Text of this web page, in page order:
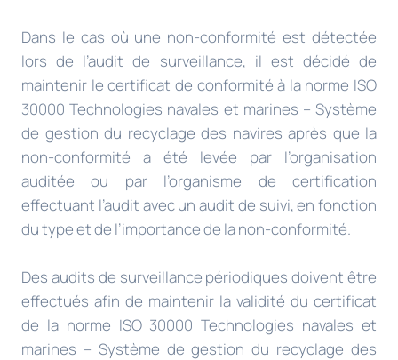
Dans le cas où une non-conformité est détectée
lors de l’audit de surveillance, il est décidé de
maintenir le certificat de conformité à la norme ISO
30000 Technologies navales et marines – Système
de gestion du recyclage des navires après que la
non-conformité a été levée par l’organisation
auditée ou par l’organisme de certification
effectuant l’audit avec un audit de suivi, en fonction
du type et de l’importance de la non-conformité.
Des audits de surveillance périodiques doivent être
effectués afin de maintenir la validité du certificat
de la norme ISO 30000 Technologies navales et
marines – Système de gestion du recyclage des